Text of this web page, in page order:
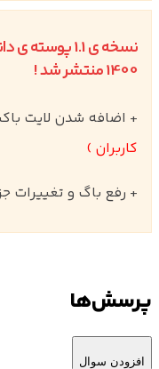
1400 منتشر شد !
+ اضافه شدن لایت
کاربران )
+ رفع باگ و تغییرات
پرسش‌ها
افزودن سوال